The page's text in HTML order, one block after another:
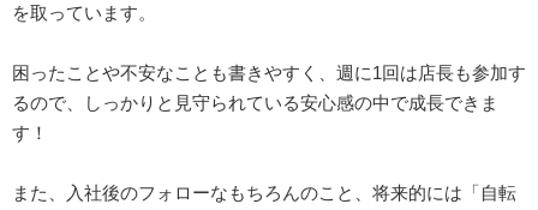
を取っています。
困ったことや不安なことも書きやすく、週に1回は店長も参加す
るので、しっかりと見守られている安心感の中で成長できま
す！
また、入社後のフォローなもちろんのこと、将来的には「自転